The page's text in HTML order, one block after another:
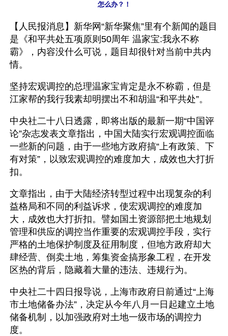
怎么办？！
【人民报消息】新华网“新华聚焦”里有个新闻的题目
是《和平共处五项原则50周年 温家宝:我永不称
霸》，内容没什么可说，题目却很针对当前中共内
情。
坚持宏观调控的总理温家宝肯定是永不称霸，但是
江家帮的我行我素却明摆出不和胡温“和平共处”。
中央社二十八日透露，即将出版的最新一期“中国评
论”杂志发表文章指出，中国大陆实行宏观调控面临
一些新的问题，由于一些地方政府搞“上有政策、下
有对策”，以致宏观调控的难度加大，成效也大打折
扣。
文章指出，由于大陆经济转型过程中出现复杂的利
益格局和不同的利益诉求，使宏观调控的难度加
大，成效也大打折扣。譬如国土资源部把土地规划
管理和供应的调控当作重要的宏观调控手段，实行
严格的土地保护制度及征用制度，但地方政府却大
肆经营、倒卖土地，筹集资金搞形象工程，在开发
区热的背后，隐藏着大量的违法、违规行为。
中央社二十四日报导说，上海市政府日前通过“上海
市土地储备办法”，决定从今年八月一日起建立土地
储备机制，以加强政府对土地一级市场的调控力
度。